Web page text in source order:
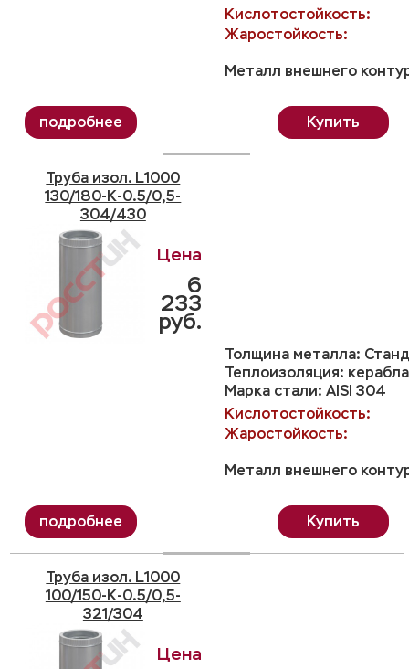
Кислотостойкость:
Жаростойкость:
Металл внешнего
Купить
Труба изол. L1000
130/180-K-0.5/0,5-
304/430
Толщина металла:
Теплоизоляция:
Марка стали: AISI 304
Кислотостойкость:
Жаростойкость:
Металл внешнего
6
233
руб.
Купить
Труба изол. L1000
100/150-K-0.5/0,5-
321/304